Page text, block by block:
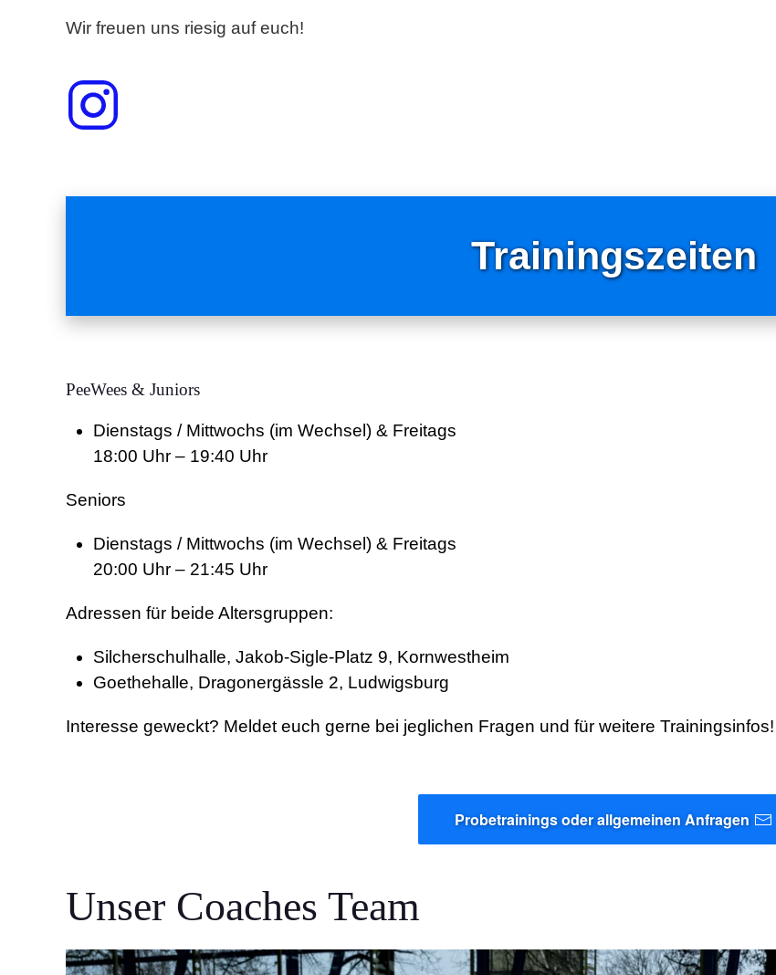
Wir freuen uns riesig auf euch!
Trainingszeiten
PeeWees & Juniors
Dienstags / Mittwochs (im Wechsel) & Freitags
18:00 Uhr – 19:40 Uhr
Seniors
Dienstags / Mittwochs (im Wechsel) & Freitags
20:00 Uhr – 21:45 Uhr
Adressen für beide Altersgruppen:
Silcherschulhalle, Jakob-Sigle-Platz 9, Kornwestheim
Goethehalle, Dragonergässle 2, Ludwigsburg
Interesse geweckt? Meldet euch gerne bei jeglichen Fragen und für weitere Trainingsinfos!
Probetrainings oder allgemeinen Anfragen
Unser Coaches Team